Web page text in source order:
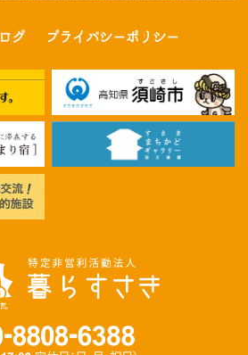
グ プライバシーポリシー